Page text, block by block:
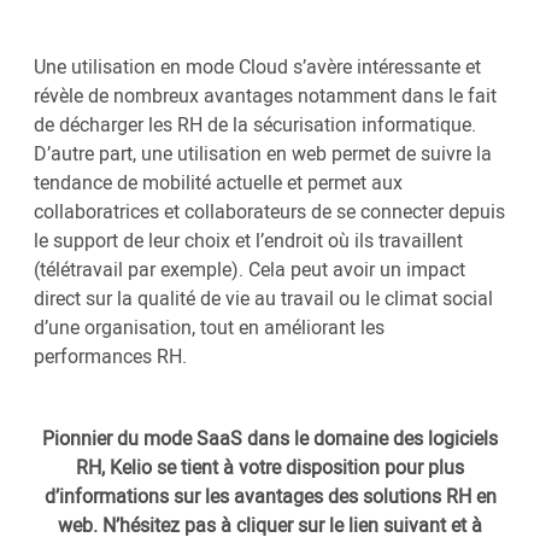
Une utilisation en mode Cloud s’avère intéressante et
révèle de nombreux avantages notamment dans le fait
de décharger les RH de la sécurisation informatique.
D’autre part, une utilisation en web permet de suivre la
tendance de mobilité actuelle et permet aux
collaboratrices et collaborateurs de se connecter depuis
le support de leur choix et l’endroit où ils travaillent
(télétravail par exemple). Cela peut avoir un impact
direct sur la qualité de vie au travail ou le climat social
d’une organisation, tout en améliorant les
performances RH.
Pionnier du mode SaaS dans le domaine des logiciels
RH, Kelio se tient à votre disposition pour plus
d’informations sur les avantages des solutions RH en
web. N’hésitez pas à cliquer sur le lien suivant et à